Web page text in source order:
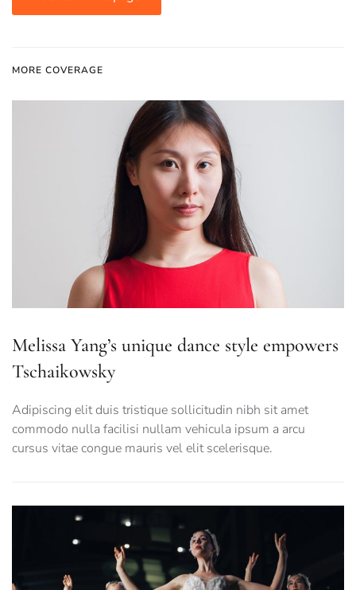
MORE COVERAGE
Melissa Yang’s unique dance style empowers
Tschaikowsky
Adipiscing elit duis tristique sollicitudin nibh sit amet
commodo nulla facilisi nullam vehicula ipsum a arcu
cursus vitae congue mauris vel elit scelerisque.